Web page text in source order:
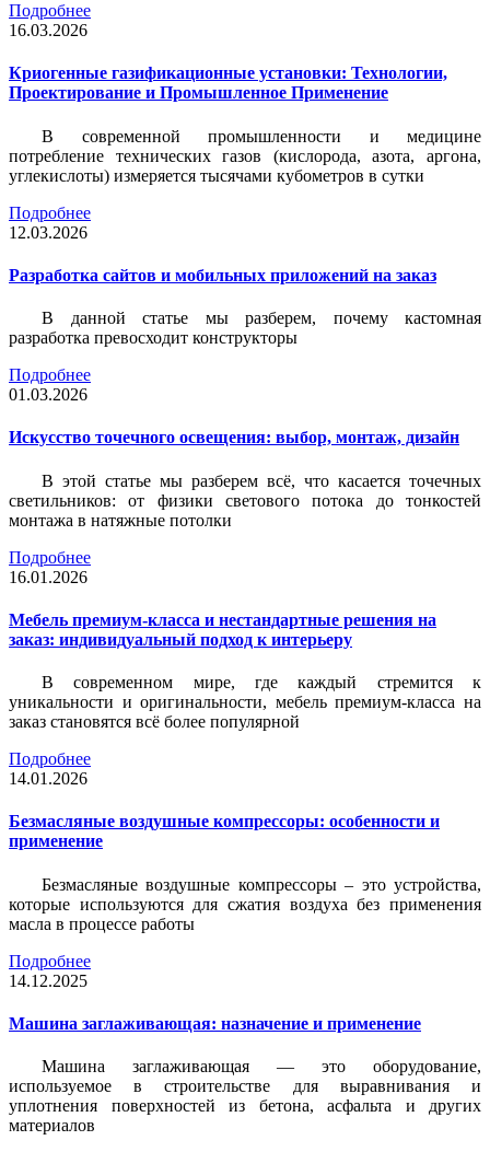
Подробнее
16.03.2026
Криогенные газификационные установки: Технологии,
Проектирование и Промышленное Применение
В современной промышленности и медицине
потребление технических газов (кислорода, азота, аргона,
углекислоты) измеряется тысячами кубометров в сутки
Подробнее
12.03.2026
Разработка сайтов и мобильных приложений на заказ
В данной статье мы разберем, почему кастомная
разработка превосходит конструкторы
Подробнее
01.03.2026
Искусство точечного освещения: выбор, монтаж, дизайн
В этой статье мы разберем всё, что касается точечных
светильников: от физики светового потока до тонкостей
монтажа в натяжные потолки
Подробнее
16.01.2026
Мебель премиум-класса и нестандартные решения на
заказ: индивидуальный подход к интерьеру
В современном мире, где каждый стремится к
уникальности и оригинальности, мебель премиум-класса на
заказ становятся всё более популярной
Подробнее
14.01.2026
Безмасляные воздушные компрессоры: особенности и
применение
Безмасляные воздушные компрессоры – это устройства,
которые используются для сжатия воздуха без применения
масла в процессе работы
Подробнее
14.12.2025
Машина заглаживающая: назначение и применение
Машина заглаживающая — это оборудование,
используемое в строительстве для выравнивания и
уплотнения поверхностей из бетона, асфальта и других
материалов